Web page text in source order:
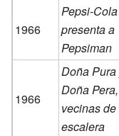
1966
Pepsi-Cola
presenta a
Pepsiman
1966
Doña Pura
Doña Pera,
vecinas
escalera